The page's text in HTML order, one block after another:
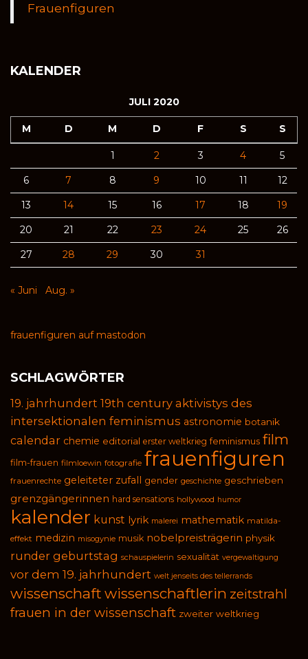
Frauenfiguren
KALENDER
JULI 2020
M D M D F S S
1 2 3 4
5
6
7 8 9 10 11
12
13
14 15 16 17 18
19
20
21 22 23 24 25
26
27
28 29 30 31
« Juni Aug. »
frauenfiguren auf mastodon
SCHLAGWÖRTER
19. jahrhundert 19th century aktivistys des
intersektionalen feminismus astronomie botanik
calendar chemie editorial erster weltkrieg feminismus film
film-frauen filmloewin fotografie frauenfiguren
frauenrechte geleiteter zufall gender geschichte geschrieben
grenzgängerinnen hard sensations hollywood humor
kalender kunst lyrik malerei mathematik matilda-
effekt medizin misogynie musik nobelpreisträgerin physik
runder geburtstag schauspielerin sexualität vergewaltigung
vor dem 19. jahrhundert welt jenseits des tellerrands
wissenschaft wissenschaftlerin zeitstrahl
frauen in der wissenschaft zweiter weltkrieg